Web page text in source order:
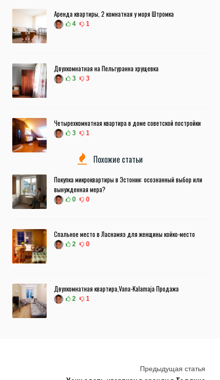
Аренда квартиры, 2 комнатная у моря Штромка
4 1
Двухкомнатная на Пельгуранна хрущевка
3 3
Четырехкомнатная квартира в доме советской постройки
3 1
Похожие статьи
Покупка микроквартиры в Эстонии: осознанный выбор или
вынужденная мера?
0 0
Спальное место в Ласнамяэ для женщины койко-место
2 0
Двухкомнатная квартира,Vana-Kalamaja Продажа
2 1
Предыдущая статья